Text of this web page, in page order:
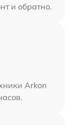
и обратно.
Arkon